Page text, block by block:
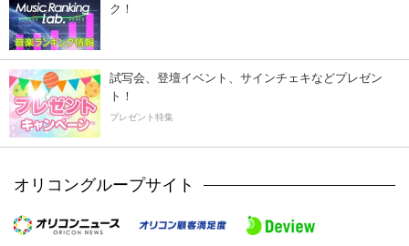
ク！
試写会、登壇イベント、サインチェキなどプレゼン
ト！
プレゼント特集
オリコングループサイト